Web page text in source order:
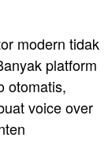
modern tidak
platform
otomatis,
voice over